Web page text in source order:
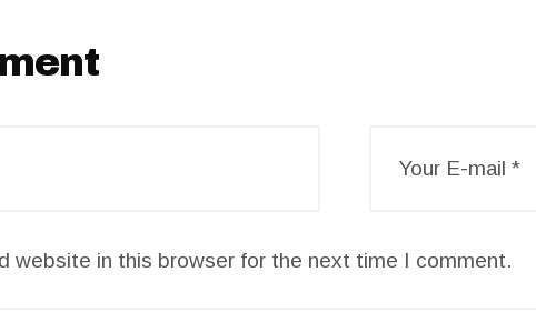
website in this browser for the next time I comment.